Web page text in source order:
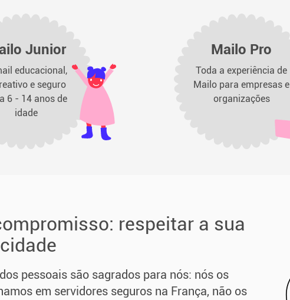
Junior
educacional,
e seguro
6 - 14 anos de
idade
Mailo Pro
Toda a experiência de
Mailo para empresas e
organizações
respeitar a sua
pessoais são sagrados para nós: nós os
em servidores seguros na França, não os